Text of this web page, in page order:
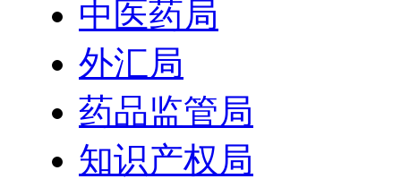
中医药局
外汇局
药品监管局
知识产权局